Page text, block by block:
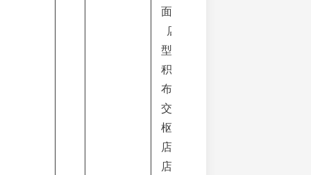
面积
店
型，
积极
布局
交通
枢纽
店中
店。